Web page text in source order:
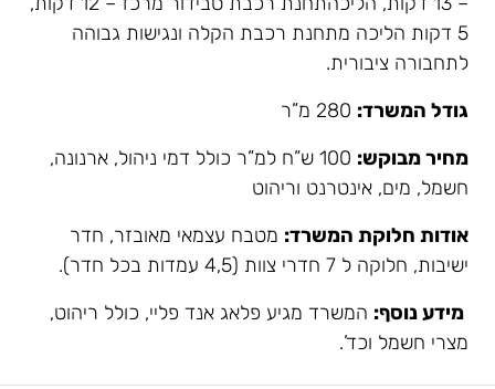
5 דקות הליכה מתחנת רכבת הקלה ונגישות גבוהה
לתחבורה ציבורית.
גודל המשרד:
מחיר מבוקש:
100 ש”ח למ”ר כולל דמי ניהול, ארנונה,
חשמל, מים, אינטרנט וריהוט
אודות חלוקת המשרד: מטבח עצמאי מאובזר, חדר
ישיבות, חלוקה ל 7 חדרי צוות (4,5 עמדות בכל חדר).
מידע נוסף: המשרד מגיע פלאג אנד פליי, כולל ריהוט,
מצרי חשמל וכד’.